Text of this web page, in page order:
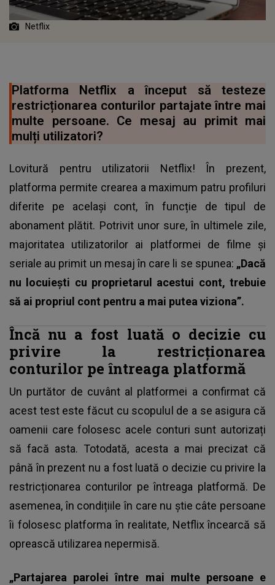
Netflix
Platforma Netflix a început să testeze
restricționarea conturilor partajate între mai
multe persoane. Ce mesaj au primit mai
mulți utilizatori?
Lovitură pentru utilizatorii Netflix! În prezent,
platforma permite crearea a maximum patru profiluri
diferite pe același cont, în funcție de tipul de
abonament plătit. Potrivit unor sure, în ultimele zile,
majoritatea utilizatorilor ai platformei de filme și
seriale au primit un mesaj în care li se spunea: „Dacă
nu locuiești cu proprietarul acestui cont, trebuie
să ai propriul cont pentru a mai putea viziona”.
Încă nu a fost luată o decizie cu
privire la restricționarea
conturilor pe întreaga platformă
Un purtător de cuvânt al platformei a confirmat că
acest test este făcut cu scopulul de a se asigura că
oamenii care folosesc acele conturi sunt autorizați
să facă asta. Totodată, acesta a mai precizat că
până în prezent nu a fost luată o decizie cu privire la
restricționarea conturilor pe întreaga platformă. De
asemenea, în condițiile în care nu știe câte persoane
îi folosesc platforma în realitate, Netflix încearcă să
oprească utilizarea nepermisă.
„Partajarea parolei între mai multe persoane e